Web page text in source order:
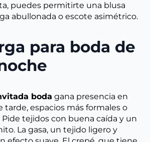
puedes permitirte una blusa
abullonada o escote asimétrico.
para boda de
boda gana presencia en
tarde, espacios más formales o
Pide tejidos con buena caída y un
La gasa, un tejido ligero y